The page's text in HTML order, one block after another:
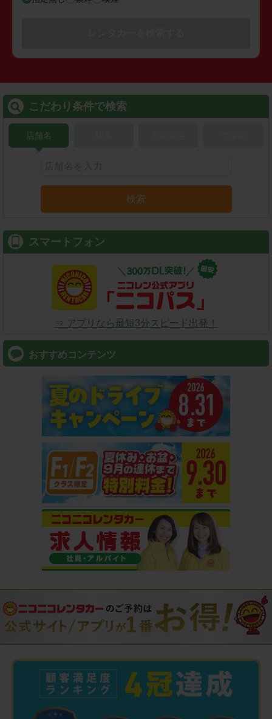
こだわり条件で検索
店舗名
検索
スマートフォン
⇒ アプリなら最短3分スピード出発！
おすすめコンテンツ